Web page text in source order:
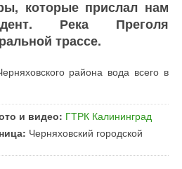
которые прислал нам
Река Преголя
трассе.
района вода всего в
и видео: ГТРК Калининград
Черняховский городской